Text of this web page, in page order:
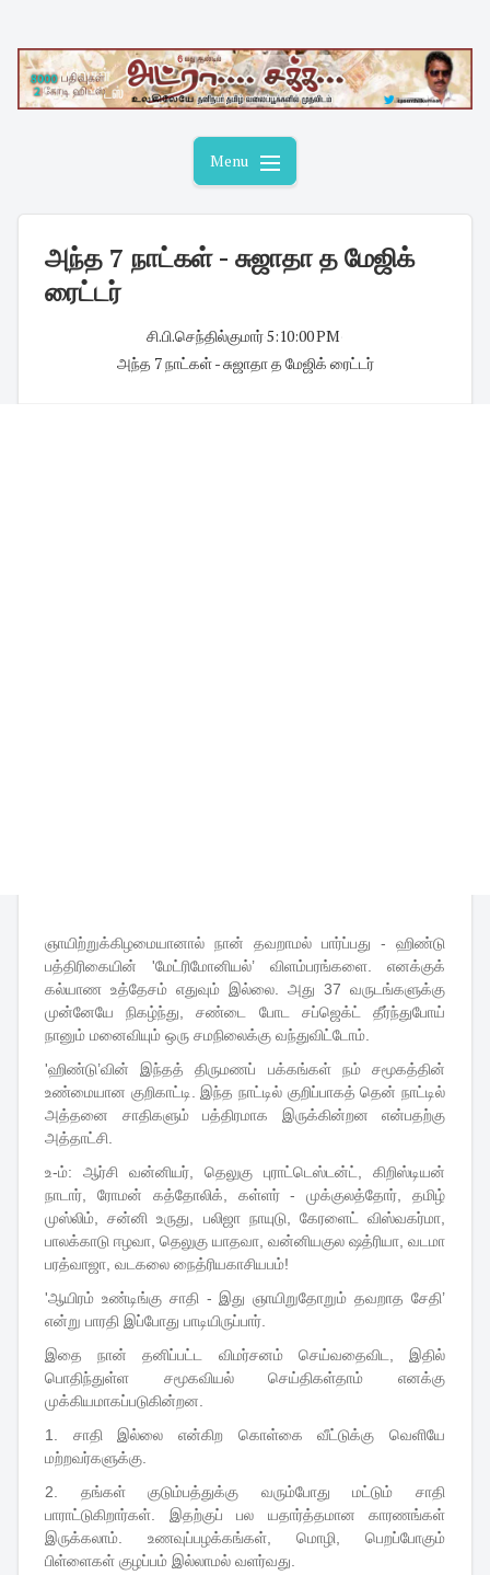
content
Menu
அந்த 7 நாட்கள் - சுஜாதா த மேஜிக்
ரைட்டர்
சி.பி.செந்தில்குமார்5:10:00 PM
அந்த 7 நாட்கள் - சுஜாதா த மேஜிக் ரைட்டர்
ஞாயிற்றுக்கிழமையானால் நான் தவறாமல் பார்ப்பது - ஹிண்டு
பத்திரிகையின் 'மேட்ரிமோனியல்’ விளம்பரங்களை. எனக்குக்
கல்யாண உத்தேசம் எதுவும் இல்லை. அது 37 வருடங்களுக்கு
முன்னேயே நிகழ்ந்து, சண்டை போட சப்ஜெக்ட் தீர்ந்துபோய்
நானும் மனைவியும் ஒரு சமநிலைக்கு வந்துவிட்டோம்.
'ஹிண்டு’வின் இந்தத் திருமணப் பக்கங்கள் நம் சமூகத்தின்
உண்மையான குறிகாட்டி. இந்த நாட்டில் குறிப்பாகத் தென் நாட்டில்
அத்தனை சாதிகளும் பத்திரமாக இருக்கின்றன என்பதற்கு
அத்தாட்சி.
உ-ம்: ஆர்சி வன்னியர், தெலுகு புராட்டெஸ்டன்ட், கிறிஸ்டியன்
நாடார், ரோமன் கத்தோலிக், கள்ளர் - முக்குலத்தோர், தமிழ்
முஸ்லிம், சன்னி உருது, பலிஜா நாயுடு, கேரளைட் விஸ்வகர்மா,
பாலக்காடு ஈழவா, தெலுகு யாதவா, வன்னியகுல ஷத்ரியா, வடமா
பரத்வாஜா, வடகலை நைத்ரியகாசியபம்!
'ஆயிரம் உண்டிங்கு சாதி - இது ஞாயிறுதோறும் தவறாத சேதி’
என்று பாரதி இப்போது பாடியிருப்பார்.
இதை நான் தனிப்பட்ட விமர்சனம் செய்வதைவிட, இதில்
பொதிந்துள்ள சமூகவியல் செய்திகள்தாம் எனக்கு
முக்கியமாகப்படுகின்றன.
1. சாதி இல்லை என்கிற கொள்கை வீட்டுக்கு வெளியே
மற்றவர்களுக்கு.
2. தங்கள் குடும்பத்துக்கு வரும்போது மட்டும் சாதி
பாராட்டுகிறார்கள். இதற்குப் பல யதார்த்தமான காரணங்கள்
இருக்கலாம். உணவுப்பழக்கங்கள், மொழி, பெறப்போகும்
பிள்ளைகள் குழப்பம் இல்லாமல் வளர்வது.